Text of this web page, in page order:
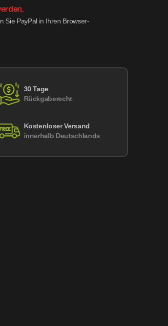
Sie PayPal in Ihren Browser-
30 Tage
Rückgaberecht
Kostenloser Versand
innerhalb Deutschlands